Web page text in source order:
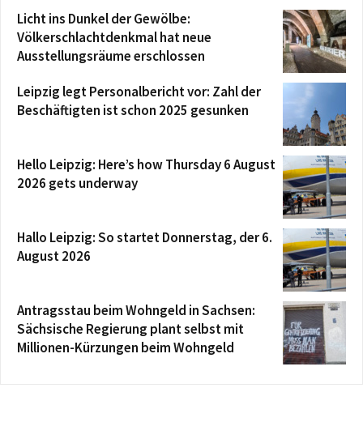
Licht ins Dunkel der Gewölbe:
Völkerschlachtdenkmal hat neue
Ausstellungsräume erschlossen
Leipzig legt Personalbericht vor: Zahl der
Beschäftigten ist schon 2025 gesunken
Hello Leipzig: Here’s how Thursday 6 August
2026 gets underway
Hallo Leipzig: So startet Donnerstag, der 6.
August 2026
Antragsstau beim Wohngeld in Sachsen:
Sächsische Regierung plant selbst mit
Millionen-Kürzungen beim Wohngeld